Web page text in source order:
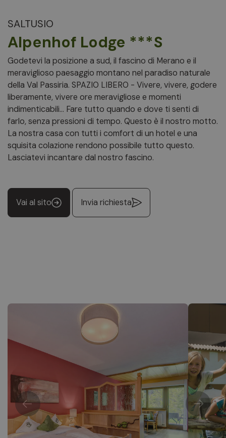
SALTUSIO
Alpenhof Lodge ***S
Godetevi la posizione a sud, il fascino di Merano e il
meraviglioso paesaggio montano nel paradiso naturale
della Val Passiria. SPAZIO LIBERO - Vivere, vivere, godere
liberamente, vivere ore meravigliose e momenti
indimenticabili... Fare tutto quando e dove ti senti di
farlo, senza pressioni di tempo. Questo è il nostro motto.
La nostra casa con tutti i comfort di un hotel e una
squisita colazione rendono possibile tutto questo.
Lasciatevi incantare dal nostro fascino.
Vai al sito Invia richiesta